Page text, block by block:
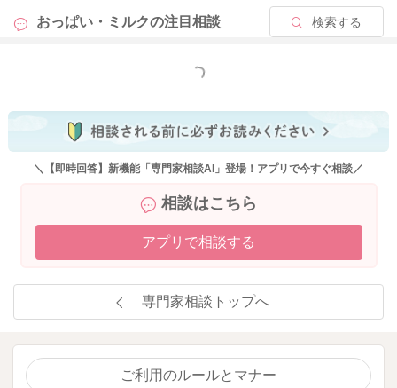
おっぱい・ミルクの注目相談 検索する
もっと見る
＼【即時回答】新機能「専門家相談AI」登場！アプリで今すぐ相談／
相談はこちら
アプリで相談する
専門家相談トップへ
ご利用のルールとマナー